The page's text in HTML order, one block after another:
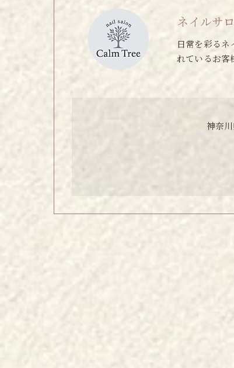
ネイルサ
日常を彩るネ
れているお客
神奈